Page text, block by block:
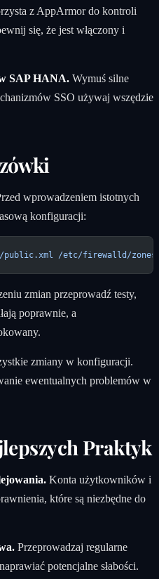
z AppArmor do kontroli
się, że jest włączony i
SAP HANA. Wymuś silne
SSO używaj wszędzie
wprowadzeniem istotnych
konfiguracji:
/etc/firewalld/
zmian przeprowadź testy,
poprawnie, a
zmiany w konfiguracji.
ewentualnych problemów w
Praktyk
Konta użytkowników i
które są niezbędne do
Przeprowadzaj regularne
potencjalne słabości.